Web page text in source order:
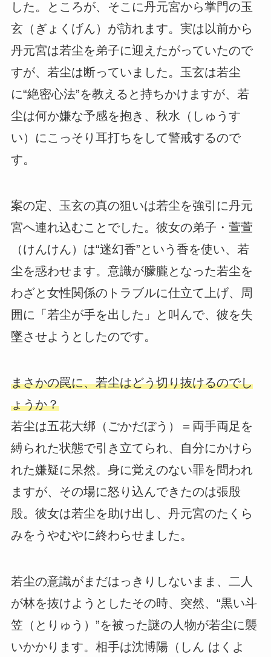
した。ところが、そこに丹元宮から掌門の玉
玄（ぎょくげん）が訪れます。実は以前から
丹元宮は若尘を弟子に迎えたがっていたので
すが、若尘は断っていました。玉玄は若尘
に“絶密心法”を教えると持ちかけますが、若
尘は何か嫌な予感を抱き、秋水（しゅうす
い）にこっそり耳打ちをして警戒するので
す。
案の定、玉玄の真の狙いは若尘を強引に丹元
宮へ連れ込むことでした。彼女の弟子・萱萱
（けんけん）は“迷幻香”という香を使い、若
尘を惑わせます。意識が朦朧となった若尘を
わざと女性関係のトラブルに仕立て上げ、周
囲に「若尘が手を出した」と叫んで、彼を失
墜させようとしたのです。
まさかの罠に、若尘はどう切り抜けるのでし
ょうか？
若尘は五花大绑（ごかだぼう）＝両手両足を
縛られた状態で引き立てられ、自分にかけら
れた嫌疑に呆然。身に覚えのない罪を問われ
ますが、その場に怒り込んできたのは張殷
殷。彼女は若尘を助け出し、丹元宮のたくら
みをうやむやに終わらせました。
若尘の意識がまだはっきりしないまま、二人
が林を抜けようとしたその時、突然、“黒い斗
笠（とりゅう）”を被った謎の人物が若尘に襲
いかかります。相手は沈博陽（しん はくよ